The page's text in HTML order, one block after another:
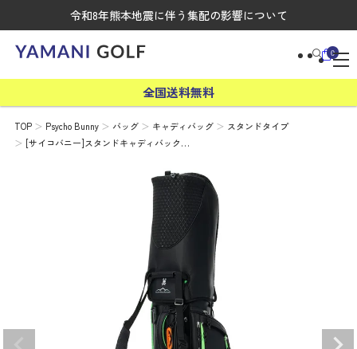
令和8年熊本地震に伴う集配の影響について
0
全国送料無料
TOP Psycho Bunny バッグ キャディバッグ
スタンドタイプ
[サイコバニー]スタンドキャディバック…